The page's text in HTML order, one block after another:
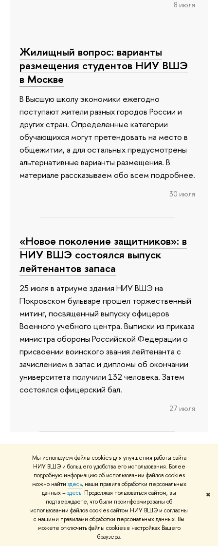
Мы используем файлы cookies для улучшения работы сайта
НИУ ВШЭ и большего удобства его использования. Более
подробную информацию об использовании файлов cookies
можно найти здесь, наши правила обработки персональных
данных –здесь. Продолжая пользоваться сайтом, вы
подтверждаете, что были проинформированы об
использовании файлов cookies сайтом НИУ ВШЭ и согласны
с нашими правилами обработки персональных данных. Вы
можете отключить файлы cookies в настройках Вашего
браузера.
✖
8 июля
Жилищный вопрос: варианты
размещения студентов НИУ ВШЭ
в Москве
В Высшую школу экономики ежегодно
поступают жители разных городов России и
других стран. Определенные категории
обучающихся могут претендовать на место в
общежитии, а для остальных предусмотрены
альтернативные варианты размещения. В
материале рассказываем обо всем подробнее.
30 июля
«Новое поколение защитников»: в
НИУ ВШЭ состоялся выпуск
лейтенантов запаса
25 июля в атриуме здания НИУ ВШЭ на
Покровском бульваре прошел торжественный
митинг, посвященный выпуску офицеров
Военного учебного центра. Выписки из приказа
министра обороны Российской Федерации о
присвоении воинского звания лейтенанта с
зачислением в запас и дипломы об окончании
университета получили 132 человека. Затем
состоялся офицерский бал.
27 июля
Вам также может быть интересно:
«Мне была всегда интересна
дешифровка: прочитать то, что
современные люди не читали»